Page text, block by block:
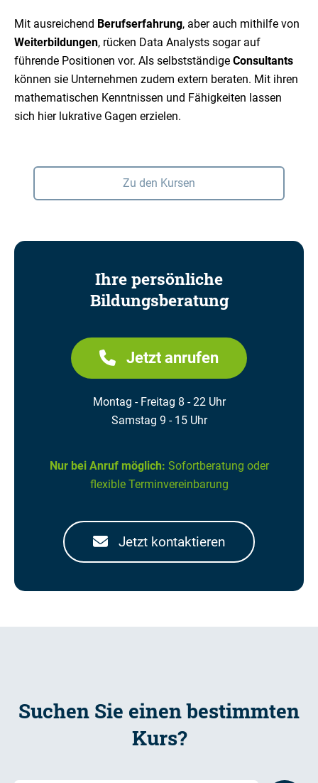
Mit ausreichend Berufserfahrung, aber auch mithilfe von
Weiterbildungen, rücken Data Analysts sogar auf
führende Positionen vor. Als selbstständige Consultants
können sie Unternehmen zudem extern beraten. Mit ihren
mathematischen Kenntnissen und Fähigkeiten lassen
sich hier lukrative Gagen erzielen.
Zu den Kursen
Ihre persönliche
Bildungsberatung
Jetzt anrufen
Montag - Freitag 8 - 22 Uhr
Samstag 9 - 15 Uhr
Nur bei Anruf möglich: Sofortberatung oder
flexible Terminvereinbarung
Jetzt kontaktieren
Suchen Sie einen bestimmten
Kurs?